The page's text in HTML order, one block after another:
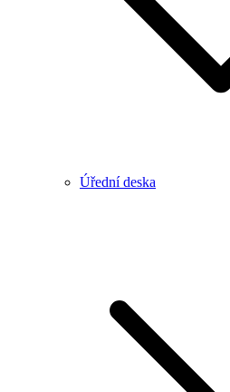
Úřední deska